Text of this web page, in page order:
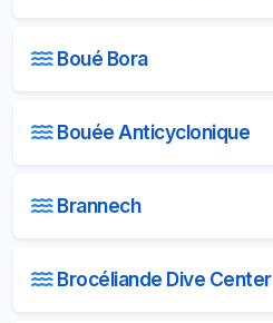
Boué Bora
Bouée Anticyclonique
Brannech
Brocéliande Dive Center